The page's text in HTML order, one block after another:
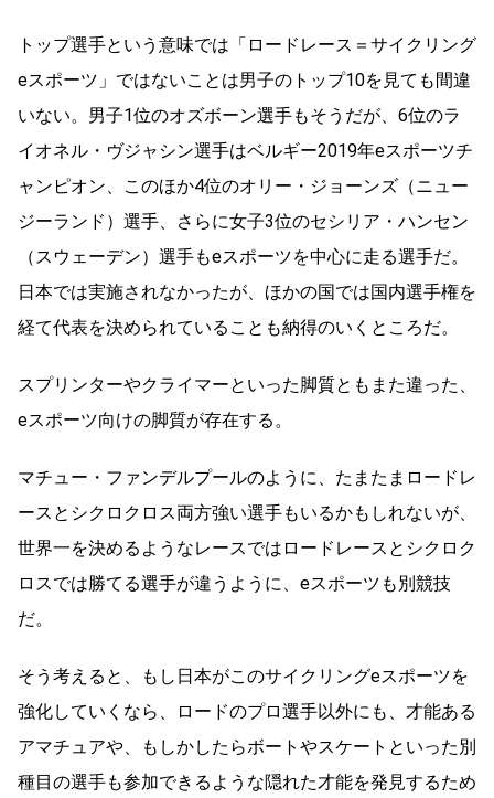
トップ選手という意味では「ロードレース＝サイクリング
eスポーツ」ではないことは男子のトップ10を見ても間違
いない。男子1位のオズボーン選手もそうだが、6位のラ
イオネル・ヴジャシン選手はベルギー2019年eスポーツチ
ャンピオン、このほか4位のオリー・ジョーンズ（ニュー
ジーランド）選手、さらに女子3位のセシリア・ハンセン
（スウェーデン）選手もeスポーツを中心に走る選手だ。
日本では実施されなかったが、ほかの国では国内選手権を
経て代表を決められていることも納得のいくところだ。
スプリンターやクライマーといった脚質ともまた違った、
eスポーツ向けの脚質が存在する。
マチュー・ファンデルプールのように、たまたまロードレ
ースとシクロクロス両方強い選手もいるかもしれないが、
世界一を決めるようなレースではロードレースとシクロク
ロスでは勝てる選手が違うように、eスポーツも別競技
だ。
そう考えると、もし日本がこのサイクリングeスポーツを
強化していくなら、ロードのプロ選手以外にも、才能ある
アマチュアや、もしかしたらボートやスケートといった別
種目の選手も参加できるような隠れた才能を発見するため